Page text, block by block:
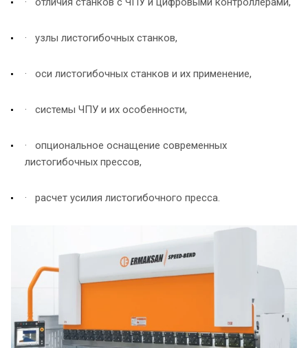
· узлы листогибочных станков,
· оси листогибочных станков и их применение,
· системы ЧПУ и их особенности,
· опциональное оснащение современных
листогибочных прессов,
· расчет усилия листогибочного пресса.